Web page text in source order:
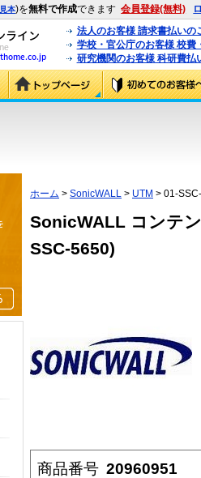
見本)を無料で作成できます 会員登録(無料)
法人のお客様 請求書払いの
学校・官公庁のお客様 校費
研究機関のお客様 科研費払
ホーム > SonicWALL > UTM > 01-
SonicWALL コンテ
SSC-5650)
商品番号 20960951